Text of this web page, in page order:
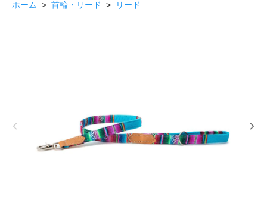
ホーム > 首輪・リード > リード